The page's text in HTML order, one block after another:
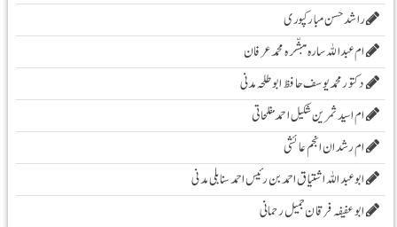
راشد حسن مبارکپوری
ام عبداللہ سارہ مبشّرہ محمد عرفان
دکتور محمد یوسف حافظ ابو طلحہ مدنی
ام اسید ثمرین شکیل احمد مفلحاتی
ام رشدان انجم عائشی
ابو عبد اللہ اشتیاق احمد بن رئیس احمد سنابلی مدنی
ابو عفیفہ فرقان جمیل رحمانی